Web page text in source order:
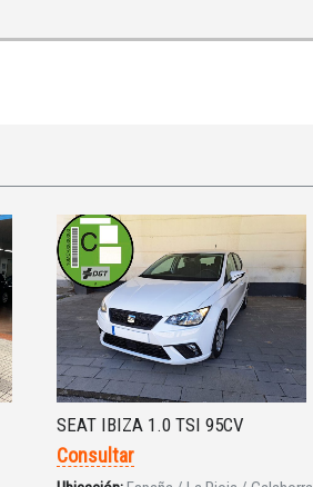
SEAT IBIZA 1.0 TSI 95CV
Consultar